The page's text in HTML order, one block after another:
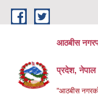
Skip to main content
आठबीस
प्रदेश, नेपाल
"आठबीस